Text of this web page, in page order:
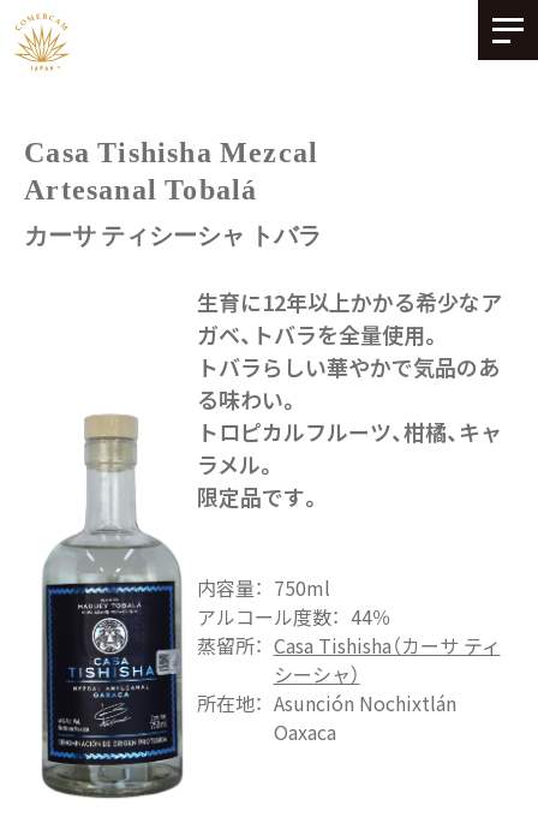
Skip
to
content
Casa Tishisha Mezcal
Artesanal Tobalá
カーサ ティシーシャ トバラ
生育に12年以上かかる希少なア
ガベ、トバラを全量使用。
トバラらしい華やかで気品のあ
る味わい。
トロピカルフルーツ、柑橘、キャ
ラメル。
限定品です。
内容量： 750ml
アルコール度数： 44％
蒸留所： Casa Tishisha（カーサ ティ
シーシャ）
所在地： Asunción Nochixtlán
Oaxaca